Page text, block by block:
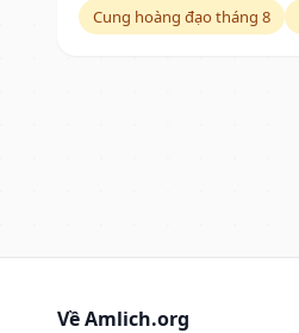
Cung hoàng đạo tháng 8
Về Amlich.org